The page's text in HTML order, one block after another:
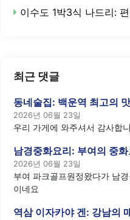
이수도 1박3식 나드리:
최근 댓글
동네술집: 백운역 최고의
2026년 06월 23일
우리 가게에 와주셔서 감사합
남경중화요리: 부여의 중
2026년 06월 23일
부여 파크골프원정왔다가 남
이네요
역삼 이자카야 겐: 강남의